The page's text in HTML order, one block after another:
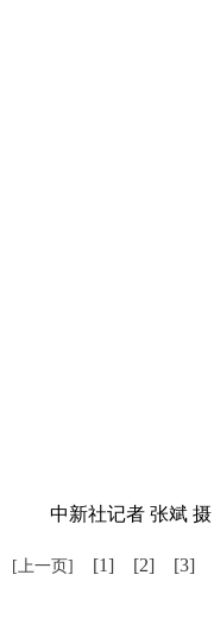
中新社记者 张斌 摄
[上一页] [1] [2] [3]